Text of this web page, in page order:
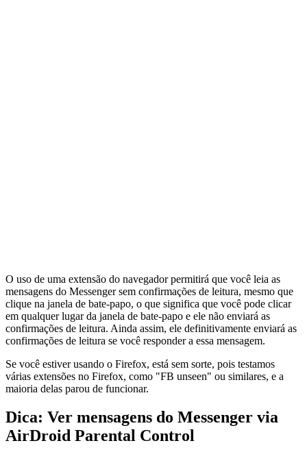
O uso de uma extensão do navegador permitirá que você leia as
mensagens do Messenger sem confirmações de leitura, mesmo que
clique na janela de bate-papo, o que significa que você pode clicar
em qualquer lugar da janela de bate-papo e ele não enviará as
confirmações de leitura. Ainda assim, ele definitivamente enviará as
confirmações de leitura se você responder a essa mensagem.
Se você estiver usando o Firefox, está sem sorte, pois testamos
várias extensões no Firefox, como "FB unseen" ou similares, e a
maioria delas parou de funcionar.
Dica: Ver mensagens do Messenger via
AirDroid Parental Control